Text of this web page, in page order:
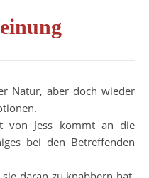
Natur, aber doch wieder
von Jess kommt an die
bei den Betreffenden